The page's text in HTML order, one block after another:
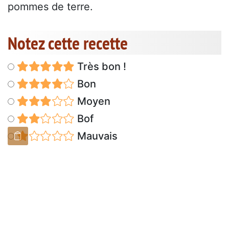
pommes de terre.
Notez cette recette
Très bon !
Bon
Moyen
Bof
Mauvais